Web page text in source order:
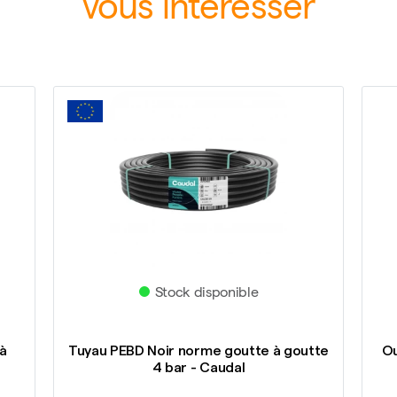
vous intéresser
Stock disponible
Tuyau PEBD Noir norme goutte à goutte
4 bar - Caudal